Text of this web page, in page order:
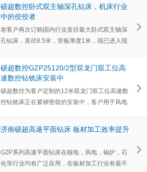
硕超数控卧式双主轴深孔钻床，机床行业
中的佼佼者
老客户再次订购国内行业直径最大卧式双主轴深
孔钻床，直径8.5米，管板厚度1米，现已进入现
硕超数控GZP25120/2型双龙门双工位高
速数控钻铣床安装中
硕超数控为客户定制的12米双龙门双工位高速数
控钻铣床正在紧锣密鼓的安装中，客户用于风电
济南硕超高速平面钻床 板材加工效率提升
GZP系列高速平面钻床在核电，风电，锅炉，石
化等行业均有广泛应用，在板材加工行业有着不